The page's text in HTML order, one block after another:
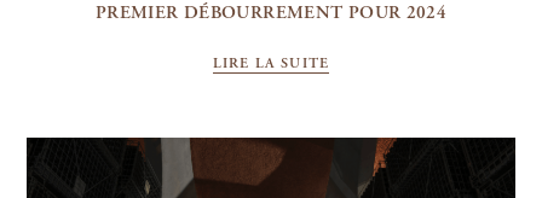
PREMIER DÉBOURREMENT POUR 2024
LIRE LA SUITE